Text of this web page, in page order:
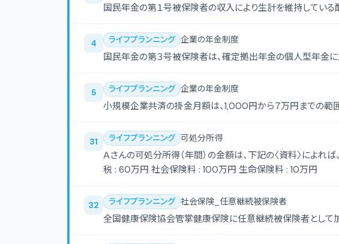
国民年金の第１号被保険者の収入により生計を維持してい
4 ライフプランニング 企業の年金制度
国民年金の第３号被保険者は、確定拠出年金の個人型年金に
5 ライフプランニング 企業の年金制度
小規模企業共済の掛金月額は、1,000円から７万円までの範
31 ライフプランニング 可処分所得
Ａさんの可処分所得（年間）の金額は、下記の〈資料〉によれば、（ ）である。 〈資料
税 : 60万円 社会保険料 : 100万円 生命保険料 : 10万円
32 ライフプランニング 社会保険_任意継続被保険者
全国健康保険協会管掌健康保険に任意継続被保険者として加